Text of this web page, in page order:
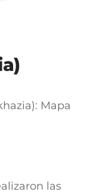
las